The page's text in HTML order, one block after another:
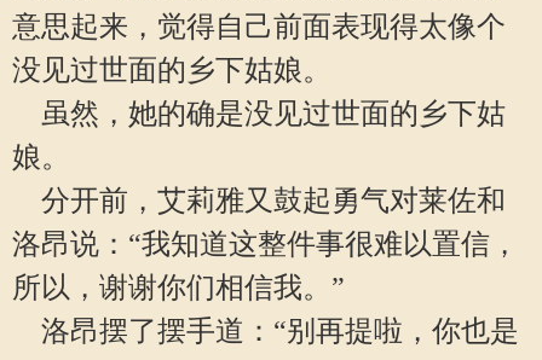
意思起来，觉得自己前面表现得太像个
没见过世面的乡下姑娘。
虽然，她的确是没见过世面的乡下姑
娘。
分开前，艾莉雅又鼓起勇气对莱佐和
洛昂说：“我知道这整件事很难以置信，
所以，谢谢你们相信我。”
洛昂摆了摆手道：“别再提啦，你也是